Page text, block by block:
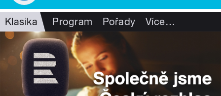
Klasika Program Pořady Více…